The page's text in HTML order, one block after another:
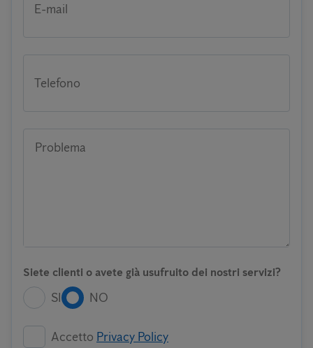
E-mail
Telefono
Problema
Siete clienti o avete già usufruito dei nostri servizi?
SI NO
Accetto Privacy Policy